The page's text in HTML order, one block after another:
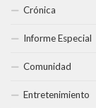
Crónica
Informe Especial
Comunidad
Entretenimiento